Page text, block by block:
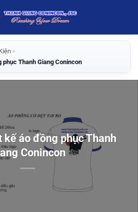
»
Thanh Giang Conincon
kế áo đồng phục Thanh
Conincon